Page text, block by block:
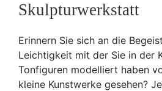
Skulpturwerkstatt
Erinnern Sie sich an die
Leichtigkeit mit der Sie in der
Tonfiguren modelliert haben
kleine Kunstwerke gesehen?